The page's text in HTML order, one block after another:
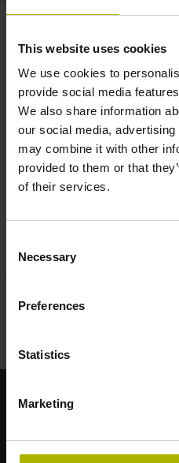
This website uses cookies
We use cookies to
provide social media
We also share information
our social media,
may combine it with other
provided to them or that
of their services.
Selection
Necessary
Preferences
Statistics
Marketing
turret handling |